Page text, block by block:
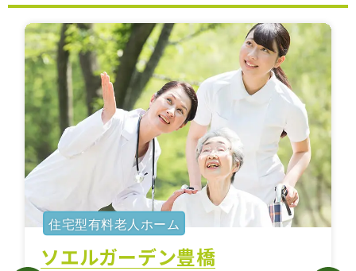
住宅型有料老人ホーム
ソエルガーデン豊橋